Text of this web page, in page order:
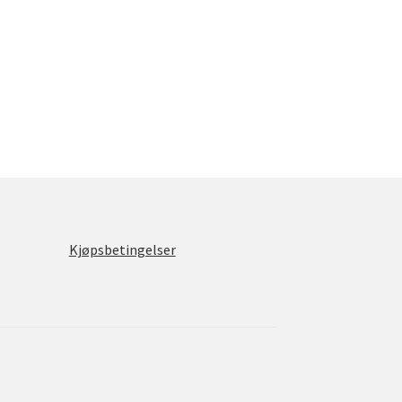
Kjøpsbetingelser